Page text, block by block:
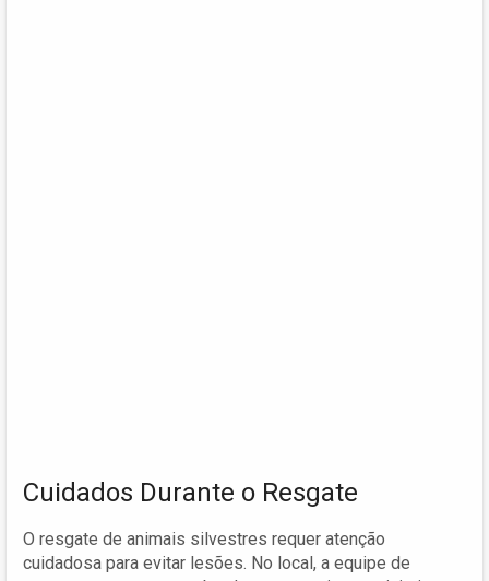
Cuidados Durante o Resgate
O resgate de animais silvestres requer atenção
cuidadosa para evitar lesões. No local, a equipe de